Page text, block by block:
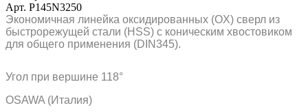
Арт. P145N3250
Экономичная линейка оксидированных (OX) сверл из
быстрорежущей стали (HSS) с коническим хвостовиком
для общего применения (DIN345).
Угол при вершине 118°
OSAWA (Италия)